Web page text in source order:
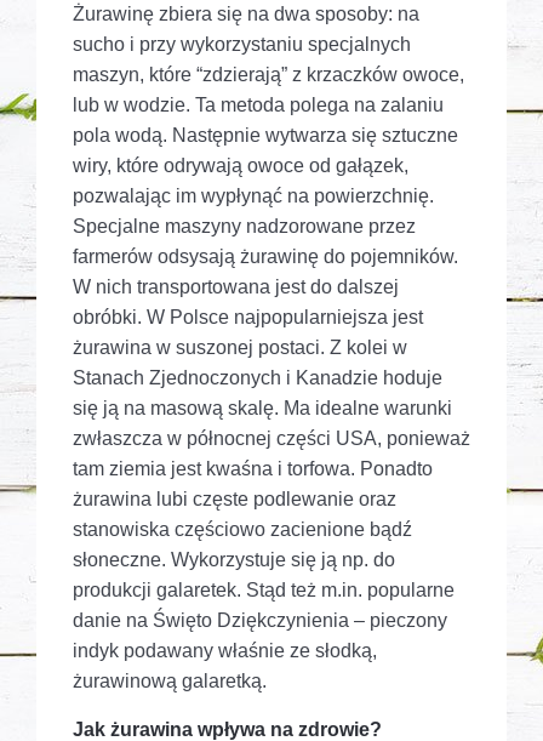
Żurawinę zbiera się na dwa sposoby: na
sucho i przy wykorzystaniu specjalnych
maszyn, które “zdzierają” z krzaczków owoce,
lub w wodzie. Ta metoda polega na zalaniu
pola wodą. Następnie wytwarza się sztuczne
wiry, które odrywają owoce od gałązek,
pozwalając im wypłynąć na powierzchnię.
Specjalne maszyny nadzorowane przez
farmerów odsysają żurawinę do pojemników.
W nich transportowana jest do dalszej
obróbki. W Polsce najpopularniejsza jest
żurawina w suszonej postaci. Z kolei w
Stanach Zjednoczonych i Kanadzie hoduje
się ją na masową skalę. Ma idealne warunki
zwłaszcza w północnej części USA, ponieważ
tam ziemia jest kwaśna i torfowa. Ponadto
żurawina lubi częste podlewanie oraz
stanowiska częściowo zacienione bądź
słoneczne. Wykorzystuje się ją np. do
produkcji galaretek. Stąd też m.in. popularne
danie na Święto Dziękczynienia – pieczony
indyk podawany właśnie ze słodką,
żurawinową galaretką.
Jak żurawina wpływa na zdrowie?